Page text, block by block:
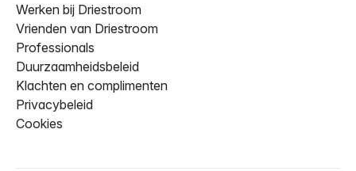
Werken bij Driestroom
Vrienden van Driestroom
Professionals
Duurzaamheidsbeleid
Klachten en complimenten
Privacybeleid
Cookies